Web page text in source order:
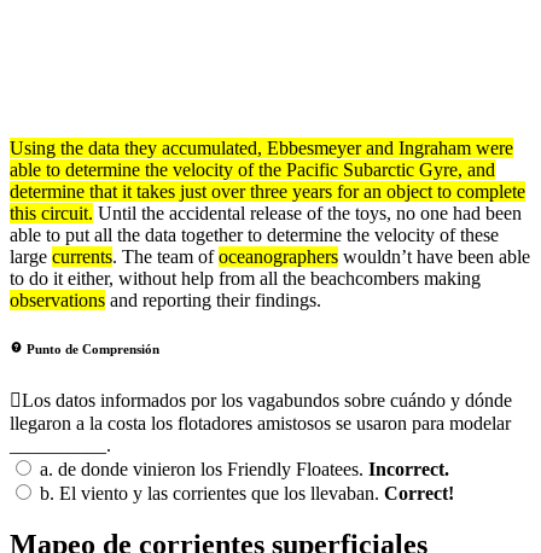
Using the data they accumulated, Ebbesmeyer and Ingraham were
able to determine the velocity of the Pacific Subarctic Gyre, and
determine that it takes just over three years for an object to complete
this circuit. Until the accidental release of the toys, no one had been
able to put all the data together to determine the velocity of these
large currents. The team ofoceanographers wouldn’t have been able
to do it either, without help from all the beachcombers making
observations and reporting their findings.
Punto de Comprensión
Los datos informados por los vagabundos sobre cuándo y dónde
llegaron a la costa los flotadores amistosos se usaron para modelar
__________.
a. de donde vinieron los Friendly Floatees. Incorrect.
b. El viento y las corrientes que los llevaban. Correct!
Mapeo de corrientes superficiales